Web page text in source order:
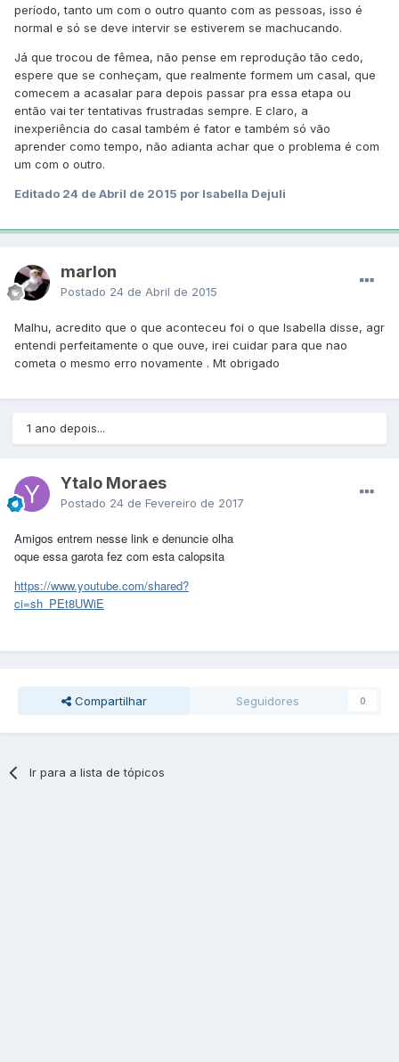
período, tanto um com o outro quanto com as pessoas, isso é
normal e só se deve intervir se estiverem se machucando.
Já que trocou de fêmea, não pense em reprodução tão cedo,
espere que se conheçam, que realmente formem um casal, que
comecem a acasalar para depois passar pra essa etapa ou
então vai ter tentativas frustradas sempre. E claro, a
inexperiência do casal também é fator e também só vão
aprender como tempo, não adianta achar que o problema é com
um com o outro.
Editado 24 de Abril de 2015 por Isabella Dejuli
marlon
Postado 24 de Abril de 2015
Malhu, acredito que o que aconteceu foi o que Isabella disse, agr
entendi perfeitamente o que ouve, irei cuidar para que nao
cometa o mesmo erro novamente . Mt obrigado
1 ano depois...
Ytalo Moraes
Postado 24 de Fevereiro de 2017
Amigos entrem nesse link e denuncie olha
oque essa garota fez com esta calopsita
https://www.youtube.com/shared?
ci=sh_PEt8UWiE
Compartilhar Seguidores 0
Ir para a lista de tópicos